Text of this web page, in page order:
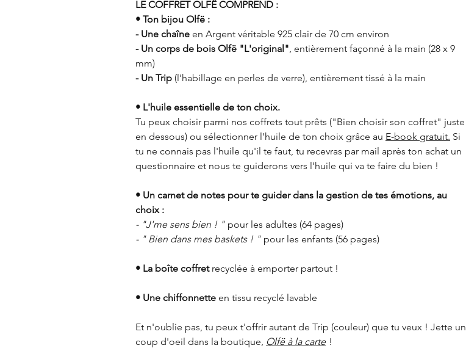
LE COFFRET OLFË COMPREND :
• Ton bijou Olfë :
- Une chaîne en Argent véritable 925 clair de 70 cm environ
- Un corps de bois Olfë "L'original" , entièrement façonné à la main (28 x 9
mm)
- Un Trip (l'habillage en perles de verre), entièrement tissé à la main
• L'huile essentielle de ton choix.
Tu peux choisir parmi nos coffrets tout prêts ("Bien choisir son coffret" juste
en dessous) ou sélectionner l'huile de ton choix grâce au E-book gratuit. Si
tu ne connais pas l'huile qu'il te faut, tu recevras par mail après ton achat un
questionnaire et nous te guiderons vers l'huile qui va te faire du bien !
• Un carnet de notes pour te guider dans la gestion de tes émotions, au
choix :
- "J'me sens bien ! " pour les adultes (64 pages)
- " Bien dans mes baskets ! " pour les enfants (56 pages)
• La boîte coffretrecyclée à emporter partout !
• Une chiffonnette en tissu recyclé lavable
Et n'oublie pas, tu peux t'offrir autant de Trip (couleur) que tu veux ! Jette un
coup d'oeil dans la boutique, Olfë à la carte !